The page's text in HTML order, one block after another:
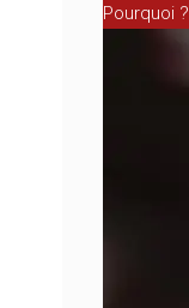
Pourquoi ?